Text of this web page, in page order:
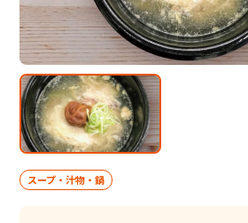
スープ・汁物・鍋